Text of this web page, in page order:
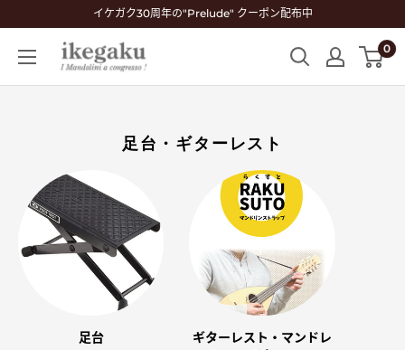
ン
イケガク30周年の"Prelude" クーポン配布中
Mandolin
&
0
足台・ギターレスト
足台
ギターレスト・マンドレ